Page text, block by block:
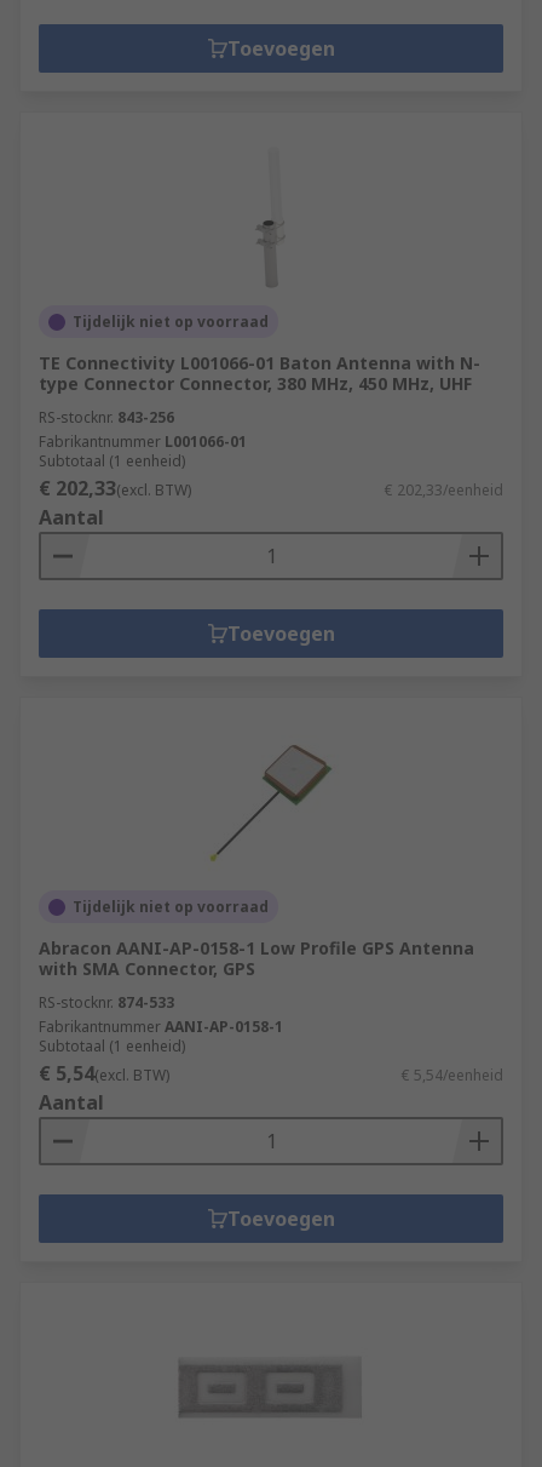
Toevoegen
Tijdelijk niet op voorraad
TE Connectivity L001066-01 Baton Antenna with N-
type Connector Connector, 380 MHz, 450 MHz, UHF
RS-stocknr. 843-256
Fabrikantnummer L001066-01
Subtotaal (1 eenheid)
€ 202,33(excl. BTW) € 202,33/eenheid
Aantal
Toevoegen
Tijdelijk niet op voorraad
Abracon AANI-AP-0158-1 Low Profile GPS Antenna
with SMA Connector, GPS
RS-stocknr. 874-533
FabrikantnummerAANI-AP-0158-1
Subtotaal (1 eenheid)
€ 5,54(excl. BTW) € 5,54/eenheid
Aantal
Toevoegen